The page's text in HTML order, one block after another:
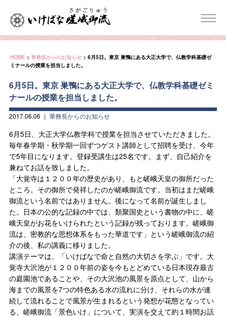
HOME > 華務長からのお知らせ > 6月5日。東京 巣鴨にある大正大学で、仏教学科基礎ゼ
ミナールの授業を担当しました。
6月5日。東京 巣鴨にある大正大学で、仏教学科基礎ゼミ
ナールの授業を担当しました。
2017.06.06 ｜ 華務長からのお知らせ
6月5日、大正大学仏教学科で授業を担当させていただきました。
毎年春学期・秋学期一回ずつゲスト講師として招聘を受け、今年
で5年目になります。登録受講生は25名です。まず、自己紹介を
兼ねてお話を致しました。
「大覚寺は１２００年の歴史があり、もと嵯峨天皇の御所だった
ところ。その御所で発祥したのが嵯峨御流です。当初はまだ嵯峨
御流という名前ではありません。後になって名前が誕生しまし
た。日本の公的な記録の中では、類聚国史という書物の中に、嵯
峨天皇がお花をいけられたという記録が残っております。嵯峨御
流は、密教的な思想体系をもった華道です」という嵯峨御流の紹
介の後、私の講義に移りました。
講演テーマは、「いけばなで命と自然の大切さを学ぶ」です。大
覚寺大沢池が１２００年前の姿を今もとどめている日本現存最古
の庭園池であることや、その大沢池の風景を原点として、山から
海までの風景を7つの特色ある水の流れに分け、それらの水が連
続して流れることで風景が生まれるという発想が花態となってい
る、嵯峨御流「景色いけ」について、実演を交えて約１時間お話